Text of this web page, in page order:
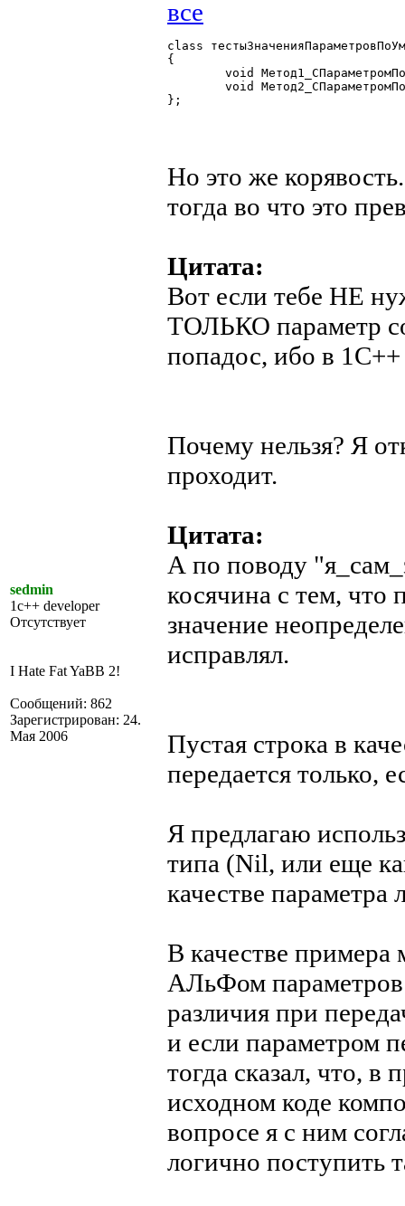
sedmin
1c++ developer
Отсутствует
I Hate Fat YaBB 2!
Сообщений: 862
Зарегистрирован: 24.
Мая 2006
class
{
};
Но это же
тогда во что это
Цитата:
Вот если тебе НЕ
ТОЛЬКО параметр
попадос, ибо в 1С++
Почему нельзя? Я
проходит.
Цитата:
А по поводу
косячина с тем, что
значение
исправлял.
Пустая строка в
передается только,
Я предлагаю
типа (Nil, или еще
качестве параметра
В качестве примера
АЛьФом
различия при
и если параметром
тогда сказал, что,
исходном коде
вопросе я с ним
логично поступить